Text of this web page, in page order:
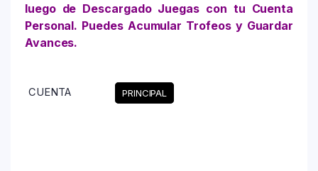
luego de Descargado Juegas con tu Cuenta
Personal. Puedes Acumular Trofeos y Guardar
Avances.
CUENTA PRINCIPAL